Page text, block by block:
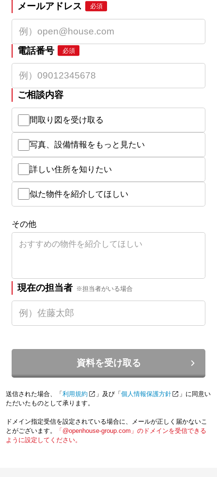
メールアドレス 必須
電話番号 必須
ご相談内容
間取り図を受け取る
写真、設備情報をもっと見たい
詳しい住所を知りたい
似た物件を紹介してほしい
その他
現在の担当者 ※担当者がいる場合
資料を受け取る
送信された場合、「 利用規約 」及び「 個人情報保護方針
」に同意い
ただいたものとして承ります。
ドメイン指定受信を設定されている場合に、メールが正しく届かないこ
とがございます。
「@openhouse-group.com」のドメインを受信できる
ように設定してください。